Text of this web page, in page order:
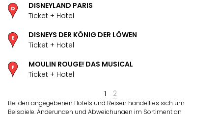
DISNEYLAND PARIS
Ticket + Hotel
DISNEYS DER KÖNIG DER LÖWEN
Ticket + Hotel
MOULIN ROUGE! DAS MUSICAL
Ticket + Hotel
1
2
Bei den angegebenen Hotels und Reisen handelt es sich um
Beispiele. Änderungen und Abweichungen im Sortiment an